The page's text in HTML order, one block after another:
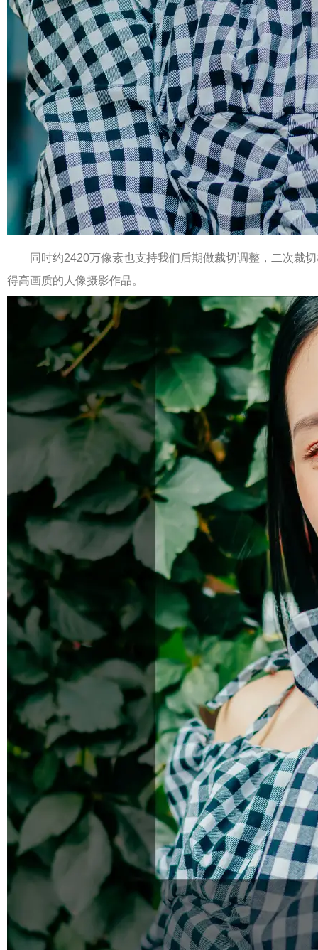
同时约2420万像素也支持我们后期做裁切调整，二次裁切
得高画质的人像摄影作品。